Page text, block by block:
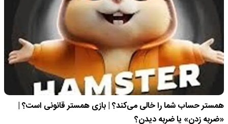
همستر حساب شما را خالی می‌کند؟ | بازی همستر قانونی است؟ |
«ضربه زدن» یا ضربه دیدن؟